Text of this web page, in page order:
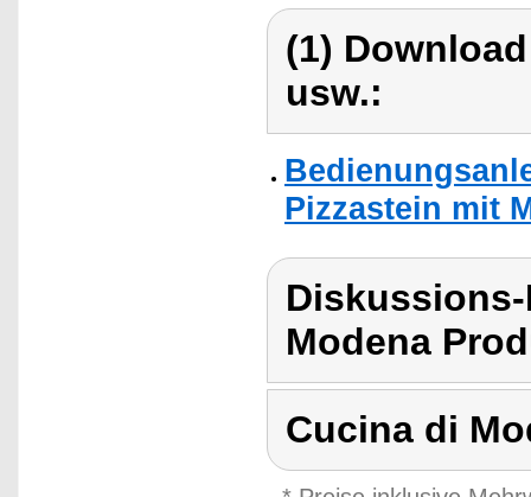
(1)
usw.:
Pizzastein mit
Modena
Cucina di